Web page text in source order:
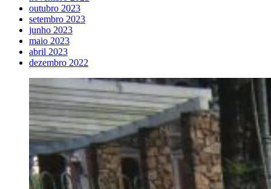
outubro 2023
setembro 2023
junho 2023
maio 2023
abril 2023
dezembro 2022